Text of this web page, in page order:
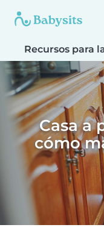
Recursos para
Casa a
cómo